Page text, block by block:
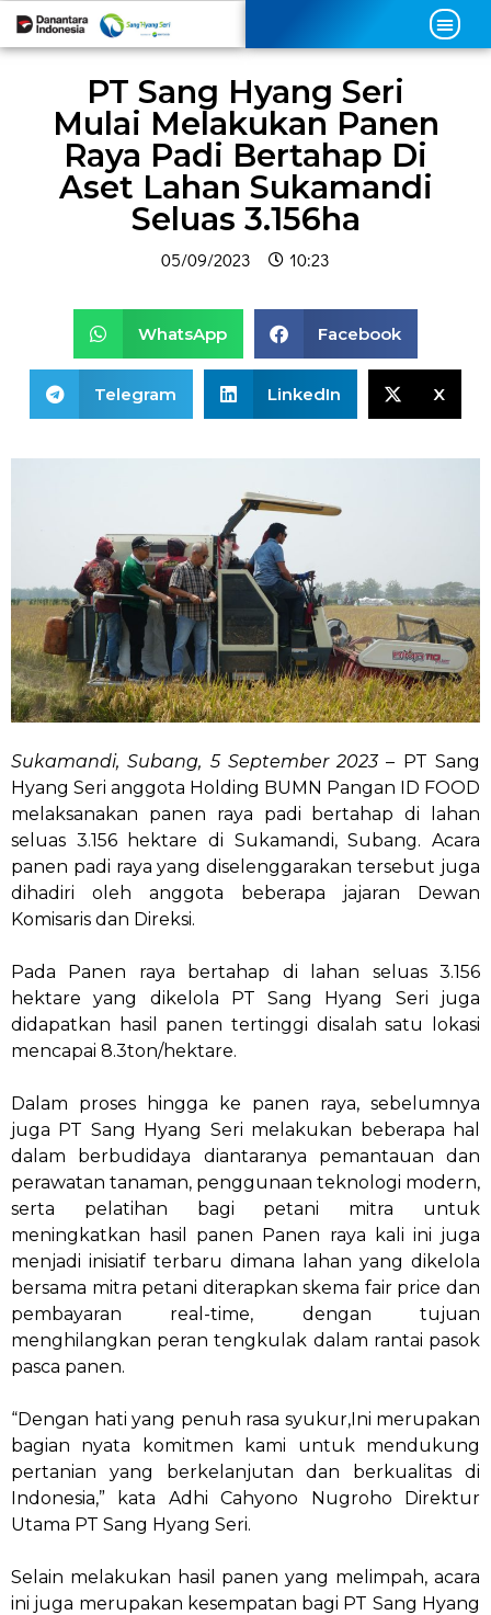
PT Sang Hyang Seri
Mulai Melakukan Panen
Raya Padi Bertahap Di
Aset Lahan Sukamandi
Seluas 3.156ha
05/09/2023 10:23
WhatsApp Facebook
Telegram LinkedIn X
Sukamandi, Subang, 5 September 2023– PT Sang
Hyang Seri anggota Holding BUMN Pangan ID FOOD
melaksanakan panen raya padi bertahap di lahan
seluas 3.156 hektare di Sukamandi, Subang. Acara
panen padi raya yang diselenggarakan tersebut juga
dihadiri oleh anggota beberapa jajaran Dewan
Komisaris dan Direksi.
Pada Panen raya bertahap di lahan seluas 3.156
hektare yang dikelola PT Sang Hyang Seri juga
didapatkan hasil panen tertinggi disalah satu lokasi
mencapai 8.3ton/hektare.
Dalam proses hingga ke panen raya, sebelumnya
juga PT Sang Hyang Seri melakukan beberapa hal
dalam berbudidaya diantaranya pemantauan dan
perawatan tanaman, penggunaan teknologi modern,
serta pelatihan bagi petani mitra untuk
meningkatkan hasil panen Panen raya kali ini juga
menjadi inisiatif terbaru dimana lahan yang dikelola
bersama mitra petani diterapkan skema fair price dan
pembayaran real-time, dengan tujuan
menghilangkan peran tengkulak dalam rantai pasok
pasca panen.
“Dengan hati yang penuh rasa syukur,Ini merupakan
bagian nyata komitmen kami untuk mendukung
pertanian yang berkelanjutan dan berkualitas di
Indonesia,” kata Adhi Cahyono Nugroho Direktur
Utama PT Sang Hyang Seri.
Selain melakukan hasil panen yang melimpah, acara
ini juga merupakan kesempatan bagi PT Sang Hyang